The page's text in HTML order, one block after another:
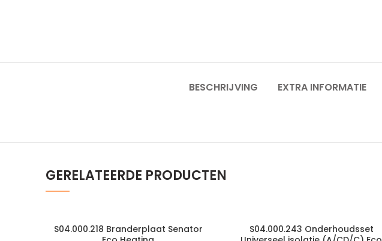
BESCHRIJVING EXTRA INFORMATIE
GERELATEERDE PRODUCTEN
S04.000.218 Branderplaat Senator
S04.000.243 Onderhoudsset